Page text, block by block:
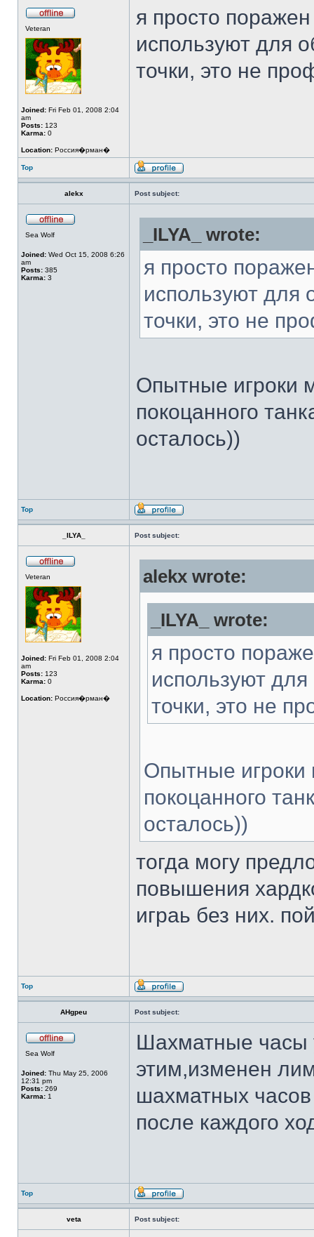
Veteran
Joined: Fri Feb 01, 2008 2:04
am
Posts: 123
Karma: 0
Location: Россия�рман�
я просто
используют для
точки, это не
Top
alekx Post subject:
Sea Wolf
Joined: Wed Oct 15, 2008 6:26
am
Posts: 385
Karma: 3
_ILYA_ wrote:
я просто
используют для
точки, это не
Опытные игроки
покоцанного
осталось))
Top
_ILYA_ Post subject:
Veteran
Joined: Fri Feb 01, 2008 2:04
am
Posts: 123
Karma: 0
Location: Россия�рман�
alekx wrote:
_ILYA_ wrote:
я просто
используют
точки, это не
Опытные игроки
покоцанного
осталось))
тогда могу
повышения
играь без них.
Top
AHgpeu Post subject:
Sea Wolf
Joined: Thu May 25, 2006
12:31 pm
Posts: 269
Karma: 1
Шахматные часы
этим,изменен
шахматных
после каждого
Top
veta Post subject: